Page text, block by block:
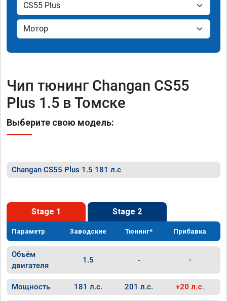
Чип тюнинг Changan CS55
Plus 1.5 в Томске
Выберите свою модель:
Changan CS55 Plus 1.5 181 л.с
Stage 1 Stage 2
Параметр Заводские Тюнинг* Прибавка
Объём
двигателя
1.5 - -
Мощность 181 л.с. 201 л.с. +20 л.с.